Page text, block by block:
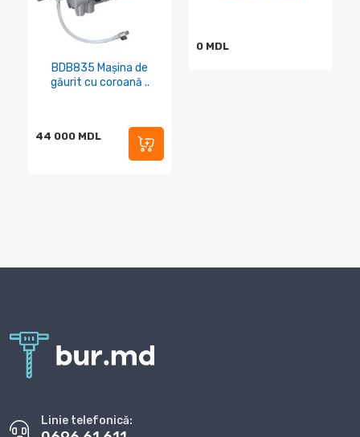
BDB835 Mașina de
găurit cu coroană ..
44 000 MDL
0 MDL
Linie telefonică: